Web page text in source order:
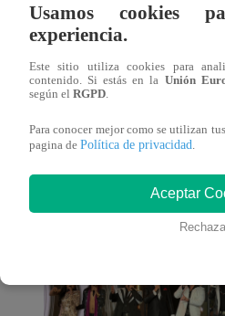
También
interesar
Usamos cookies
experiencia.
Este sitio utiliza cookies para
contenido. Si estás en la Unión
según el RGPD
Para conocer mejor como se utilizan
pagina de Política de privacidad
Aceptar